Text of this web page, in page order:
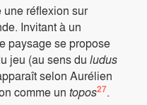
réflexion sur
Invitant à un
paysage se propose
jeu (au sens du ludus
selon Aurélien
comme un topos27.